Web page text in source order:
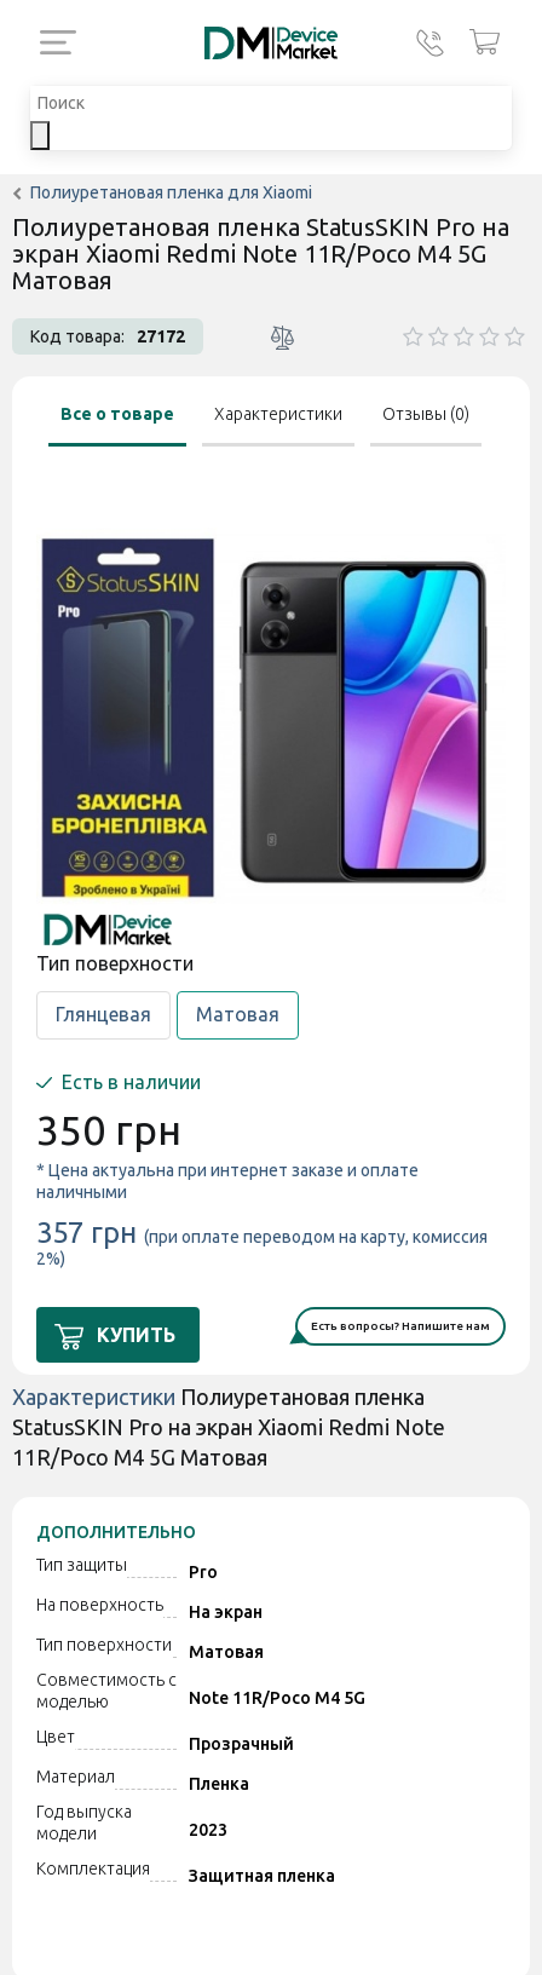
Полиуретановая пленка для Xiaomi
Полиуретановая пленка StatusSKIN Pro на
экран Xiaomi Redmi Note 11R/Poco M4 5G
Матовая
Код товара: 27172
Все о товаре Характеристики Отзывы (0)
Тип поверхности
Глянцевая Матовая
Есть в наличии
350 грн
* Цена актуальна при интернет заказе и оплате
наличными
357 грн (при оплате переводом на карту, комиссия
2%)
КУПИТЬ Есть вопросы? Напишите нам
Характеристики Полиуретановая пленка
StatusSKIN Pro на экран Xiaomi Redmi Note
11R/Poco M4 5G Матовая
ДОПОЛНИТЕЛЬНО
Тип защиты
Pro
На поверхность
На экран
Тип поверхности
Матовая
Совместимость с
моделью
Note 11R/Poco M4 5G
Цвет
Прозрачный
Материал
Пленка
Год выпуска
модели
2023
Комплектация
Защитная пленка